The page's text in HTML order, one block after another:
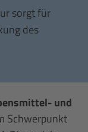
sorgt für
des
und
Schwerpunkt